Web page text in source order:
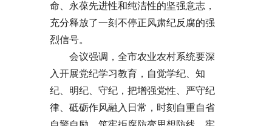
命、永葆先进性和纯洁性的坚强意志，
充分释放了一刻不停正风肃纪反腐的强
烈信号。
会议强调，全市农业农村系统要深
入开展党纪学习教育，自觉学纪、知
纪、明纪、守纪，把增强党性、严守纪
律、砥砺作风融入日常，时刻自重自省